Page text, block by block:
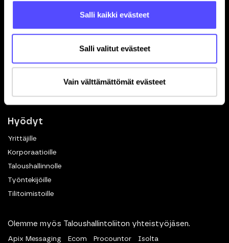
Salli kaikki evästeet
Salli valitut evästeet
Vain välttämättömät evästeet
Dokumenttien hallinta
Hyödyt
Yrittäjille
Korporaatioille
Taloushallinnolle
Työntekijöille
Tilitoimistoille
Olemme myös Taloushallintoliiton yhteistyöjäsen.
Apix Messaging Ecom Procountor Isolta